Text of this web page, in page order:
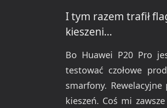
I tym razem trafił
kieszeni…
Bo Huawei P20 Pro
testować czołowe
smarfony.
kieszeń. Coś mi